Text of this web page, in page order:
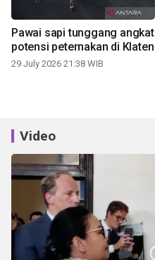
Pawai sapi tunggang angkat
potensi peternakan di Klaten
29 July 2026 21:38 WIB
Video